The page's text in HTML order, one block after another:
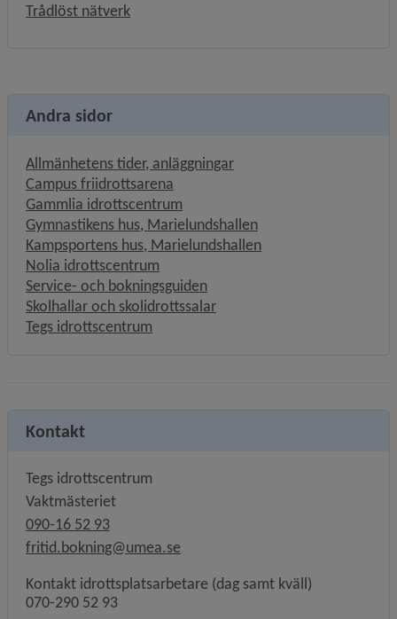
Trådlöst nätverk
Andra sidor
Allmänhetens tider, anläggningar
Campus friidrottsarena
Gammlia idrottscentrum
Gymnastikens hus, Marielundshallen
Kampsportens hus, Marielundshallen
Nolia idrottscentrum
Service- och bokningsguidenLänk till annan webbplats,
Skolhallar och skolidrottssalar
Tegs idrottscentrum
Kontakt
Tegs idrottscentrum
Vaktmästeriet
090-16 52 93
fritid.bokning@umea.se
Kontakt idrottsplatsarbetare (dag samt kväll)
070-290 52 93